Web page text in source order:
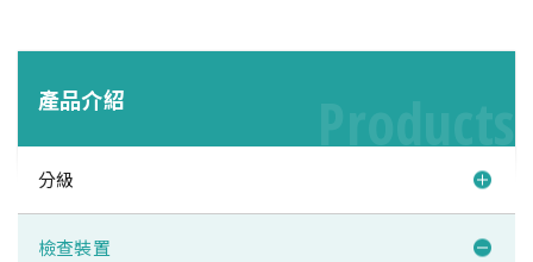
產品介紹
分級
檢查裝置